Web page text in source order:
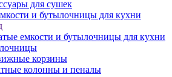
для сушек
и бутылочницы для кухни
емкости и бутылочницы для кухни
корзины
колонны и пеналы